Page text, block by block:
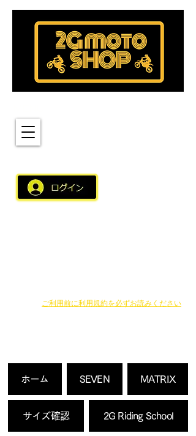
​ご利用前に利用規約を必ずお読みください
ホーム SEVEN MATRIX
サイズ確認 2G Riding School